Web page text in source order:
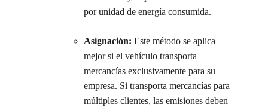
por unidad de energía consumida.
Asignación: Este método se aplica
mejor si el vehículo transporta
mercancías exclusivamente para su
empresa. Si transporta mercancías para
múltiples clientes, las emisiones deben